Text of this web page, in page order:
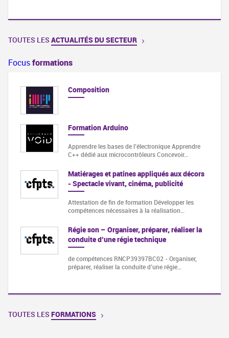
TOUTES LES ACTUALITÉS DU SECTEUR
Focusformations
Composition
Formation Arduino
Apprendre les bases de l’électronique Apprendre
C++ dédié aux microcontrôleurs Concevoir…
Matiérages et patines appliqués aux décors
- Spectacle vivant, cinéma, publicité
Attestation de fin de formation Développer les
compétences nécessaires à la réalisation…
Régie son – Organiser, préparer, réaliser la
conduite d’une régie technique
de compétences RNCP39397BC02 - Organiser,
préparer, réaliser la conduite d’une régie…
TOUTES LES FORMATIONS